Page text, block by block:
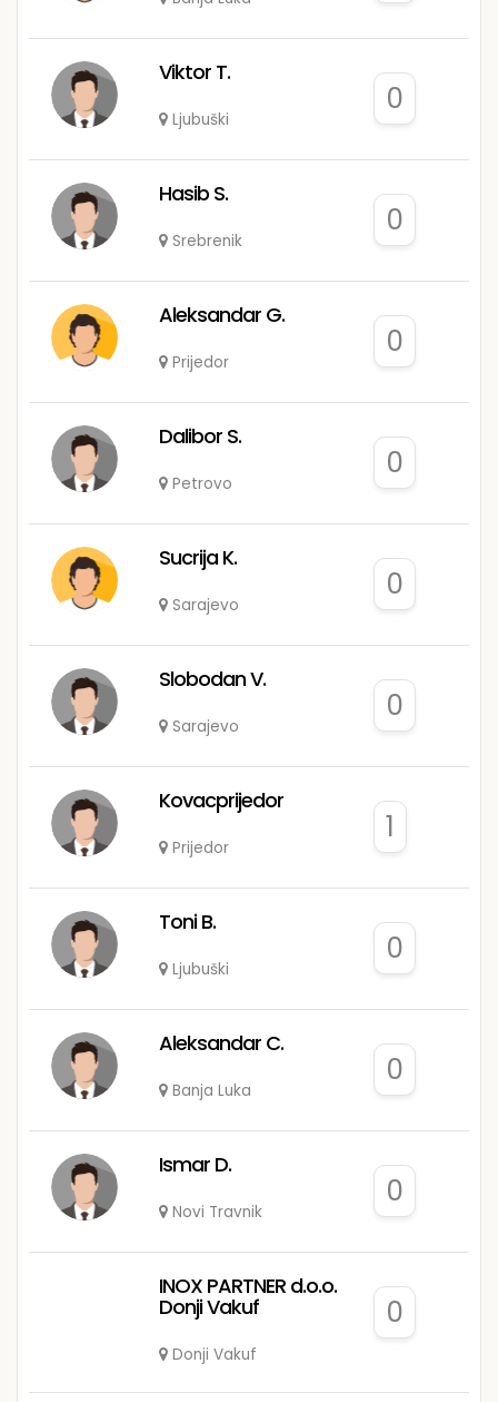
Viktor T.
Ljubuški
0
Hasib S.
Srebrenik
0
Aleksandar G.
Prijedor
0
Dalibor S.
Petrovo
0
Sucrija K.
Sarajevo
0
Slobodan V.
Sarajevo
0
Kovacprijedor
Prijedor
1
Toni B.
Ljubuški
0
Aleksandar C.
Banja Luka
0
Ismar D.
Novi Travnik
0
INOX PARTNER d.o.o.
Donji Vakuf
Donji Vakuf
0